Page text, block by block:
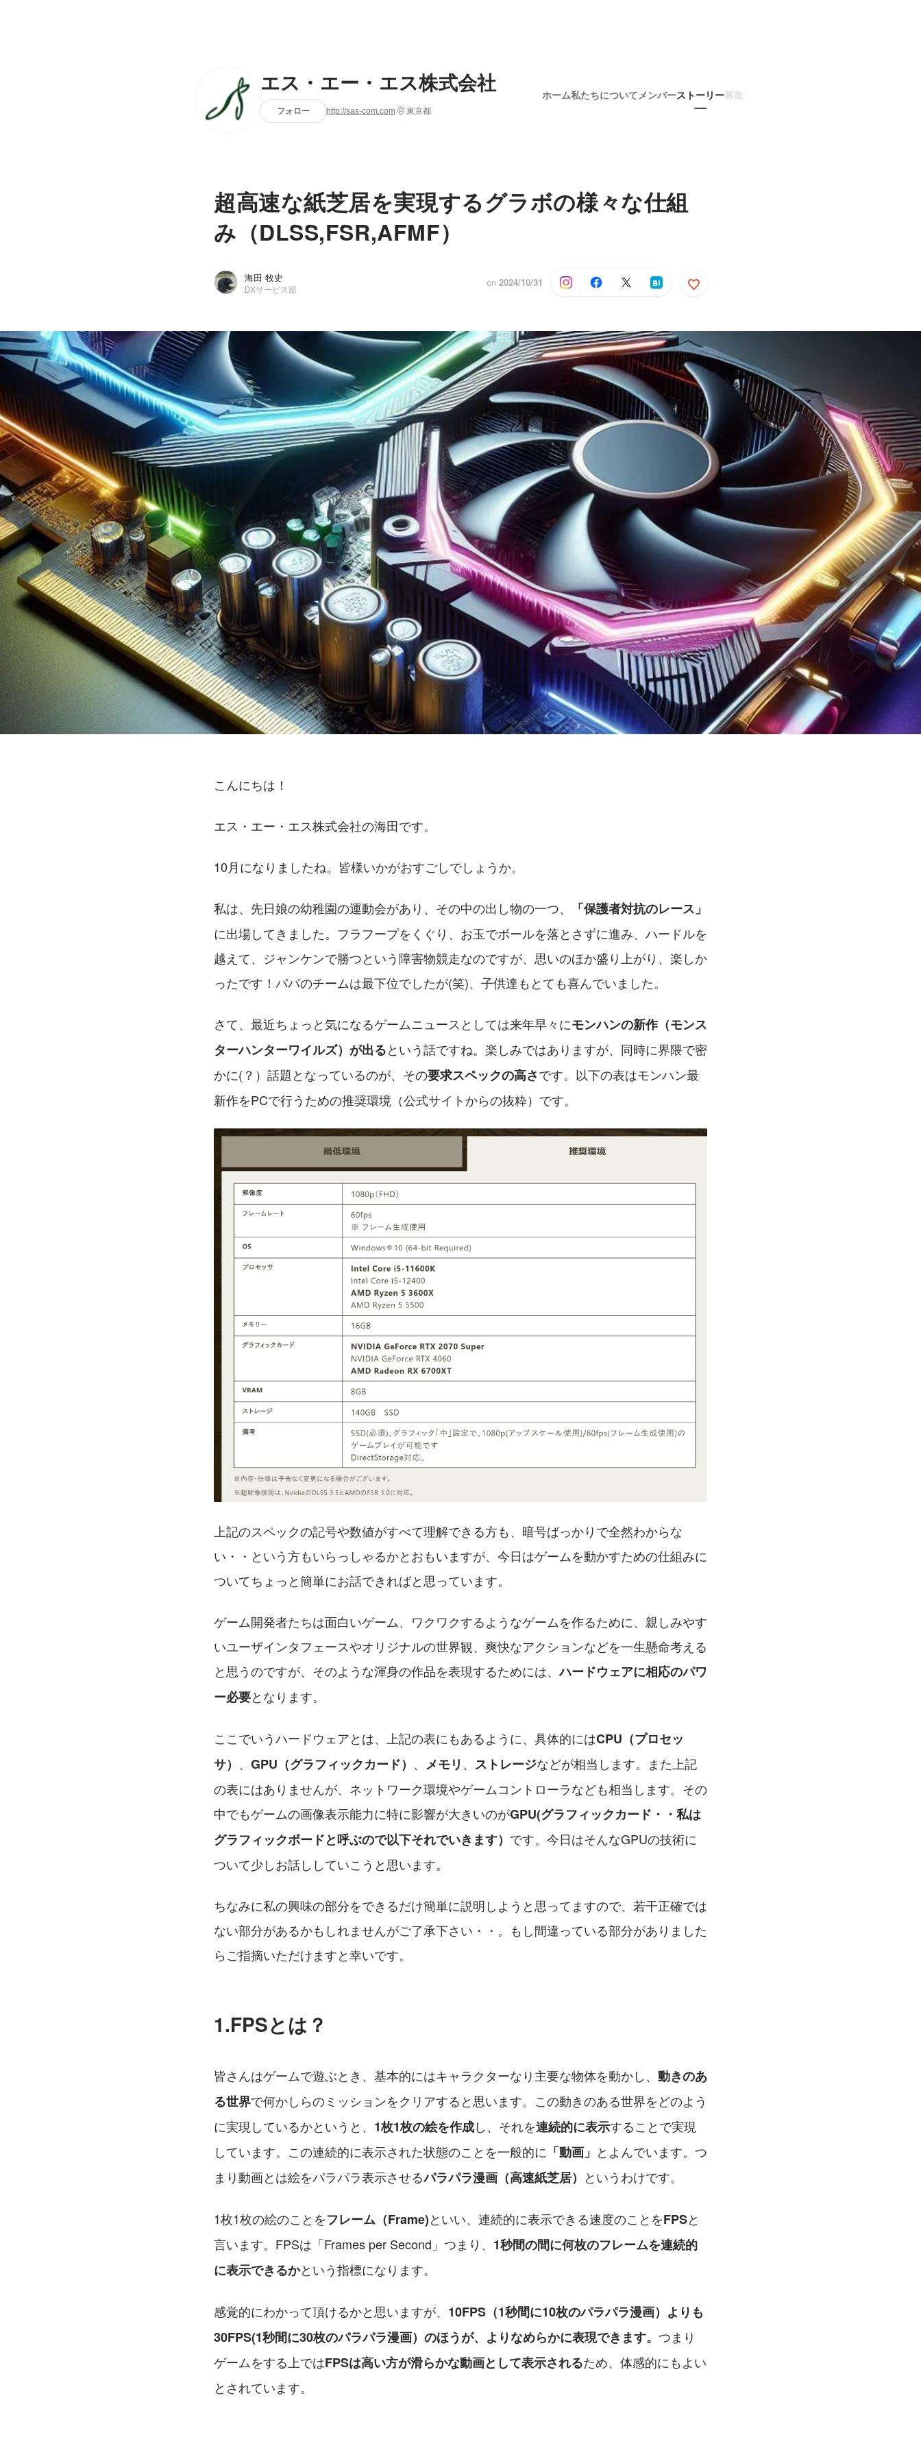
エス・エー・エス株式会社
フォロー http://sas-com.com 東京都
ホーム私たちについて メンバーストーリー募集
超高速な紙芝居を実現するグラボの様々な仕組
み（DLSS,FSR,AFMF）
海田 牧史
DXサービス部
on 2024/10/31
こんにちは！
エス・エー・エス株式会社の海田です。
10月になりましたね。皆様いかがおすごしでしょうか。
私は、先日娘の幼稚園の運動会があり、その中の出し物の一つ、
「保護者対抗のレース」
に出場してきました。フラフープをくぐり、お玉でボールを落とさずに進み、ハードルを
越えて、ジャンケンで勝つという障害物競走なのですが、思いのほか盛り上がり、楽しか
ったです！パパのチームは最下位でしたが(笑)、子供達もとても喜んでいました。
さて、最近ちょっと気になるゲームニュースとしては来年早々にモンハンの新作（モンス
ターハンターワイルズ）が出るという話ですね。楽しみではありますが、同時に界隈で密
かに(？）話題となっているのが、その要求スペックの高さです。以下の表はモンハン最
新作をPCで行うための推奨環境（公式サイトからの抜粋）です。
上記のスペックの記号や数値がすべて理解できる方も、暗号ばっかりで全然わからな
い・・という方もいらっしゃるかとおもいますが、今日はゲームを動かすための仕組みに
ついてちょっと簡単にお話できればと思っています。
ゲーム開発者たちは面白いゲーム、ワクワクするようなゲームを作るために、親しみやす
いユーザインタフェースやオリジナルの世界観、爽快なアクションなどを一生懸命考える
と思うのですが、そのような渾身の作品を表現するためには、ハードウェアに相応のパワ
ー必要となります。
ここでいうハードウェアとは、上記の表にもあるように、具体的にはCPU（プロセッ
サ） 、 GPU（グラフィックカード） 、 メモリ 、 ストレージなどが相当します。また上記
の表にはありませんが、ネットワーク環境やゲームコントローラなども相当します。その
中でもゲームの画像表示能力に特に影響が大きいのがGPU(グラフィックカード・・私は
グラフィックボードと呼ぶので以下それでいきます） です。今日はそんなGPUの技術に
ついて少しお話ししていこうと思います。
ちなみに私の興味の部分をできるだけ簡単に説明しようと思ってますので、若干正確では
ない部分があるかもしれませんがご了承下さい・・。もし間違っている部分がありました
らご指摘いただけますと幸いです。
1.FPSとは？
皆さんはゲームで遊ぶとき、基本的にはキャラクターなり主要な物体を動かし、 動きのあ
る世界で何かしらのミッションをクリアすると思います。この動きのある世界をどのよう
に実現しているかというと、 1枚1枚の絵を作成し、それを連続的に表示することで実現
しています。この連続的に表示された状態のことを一般的に 「動画」 とよんでいます。つ
まり動画とは絵をパラパラ表示させるパラパラ漫画（高速紙芝居） というわけです。
1枚1枚の絵のことをフレーム（Frame)といい、連続的に表示できる速度のことをFPSと
言います。FPSは「Frames per Second」つまり、 1秒間の間に何枚のフレームを連続的
に表示できるかという指標になります。
感覚的にわかって頂けるかと思いますが、 10FPS（1秒間に10枚のパラパラ漫画）よりも
30FPS(1秒間に30枚のパラパラ漫画）のほうが、よりなめらかに表現できます。 つまり
ゲームをする上ではFPSは高い方が滑らかな動画として表示されるため、体感的にもよい
とされています。
海田 牧史
エス・エー・エス株式会社 / DXサービス部